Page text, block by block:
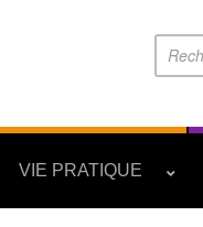
VIE PRATIQUE